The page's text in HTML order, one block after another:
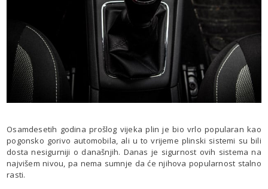
Osamdesetih godina prošlog vijeka plin je bio vrlo popularan kao
pogonsko gorivo automobila, ali u to vrijeme plinski sistemi su bili
dosta nesigurniji o današnjih. Danas je sigurnost ovih sistema na
najvišem nivou, pa nema sumnje da će njihova popularnost stalno
rasti.